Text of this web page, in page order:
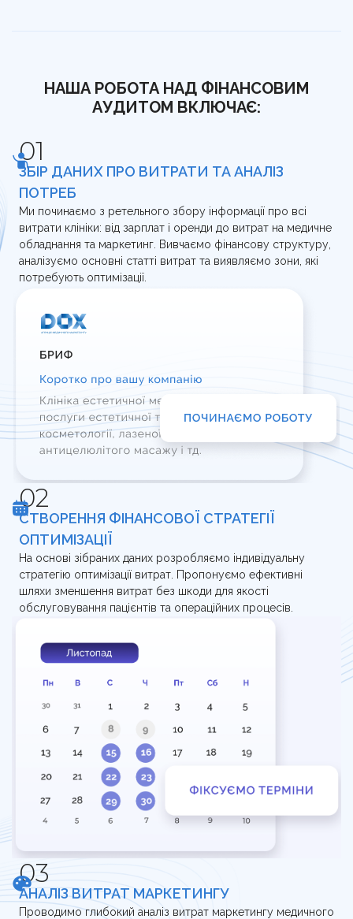
НАША РОБОТА НАД ФІНАНСОВИМ
АУДИТОМ ВКЛЮЧАЄ:
ЗБІР ДАНИХ ПРО ВИТРАТИ ТА АНАЛІЗ
ПОТРЕБ
Ми починаємо з ретельного збору інформації про всі
витрати клініки: від зарплат і оренди до витрат на медичне
обладнання та маркетинг. Вивчаємо фінансову структуру,
аналізуємо основні статті витрат та виявляємо зони, які
потребують оптимізації.
СТВОРЕННЯ ФІНАНСОВОЇ СТРАТЕГІЇ
ОПТИМІЗАЦІЇ
На основі зібраних даних розробляємо індивідуальну
стратегію оптимізації витрат. Пропонуємо ефективні
шляхи зменшення витрат без шкоди для якості
обслуговування пацієнтів та операційних процесів.
АНАЛІЗ ВИТРАТ МАРКЕТИНГУ
Проводимо глибокий аналіз витрат маркетингу медичного